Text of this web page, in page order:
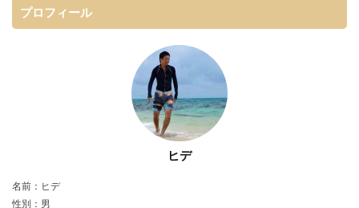
プロフィール
ヒデ
名前：ヒデ
性別：男